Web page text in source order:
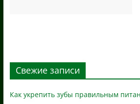
Свежие записи
Как укрепить зубы правильным